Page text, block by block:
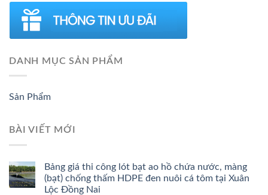
DANH MỤC SẢN PHẨM
Sản Phẩm
BÀI VIẾT MỚI
Bảng giá thi công lót bạt ao hồ chứa nước, màng
(bạt) chống thấm HDPE đen nuôi cá tôm tại Xuân
Lộc Đồng Nai